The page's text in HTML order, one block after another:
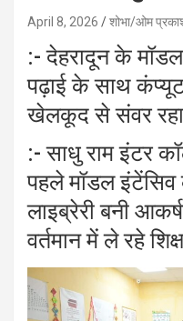
April 8, 2026 शोभा/ओम
:- देहरादून के
पढ़ाई के साथ
खेलकूद से संवर रहा
:- साधु राम इंटर
पहले मॉडल इंटेंसिव
लाइब्रेरी बनी
वर्तमान में ले रहे